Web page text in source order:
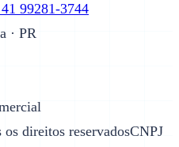
99281-3744
· PR
direitos reservadosCNPJ